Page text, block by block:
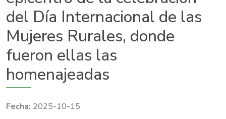
del Día Internacional de las
Mujeres Rurales, donde
fueron ellas las
homenajeadas
2025-10-15